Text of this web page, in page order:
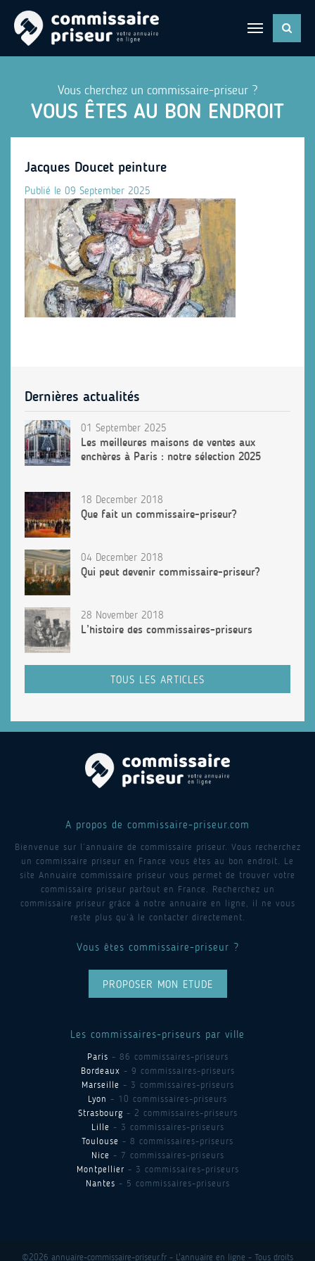
Vous cherchez un commissaire-priseur ?
VOUS ÊTES AU BON ENDROIT
Jacques Doucet peinture
Publié le 09 September 2025
Dernières actualités
01 September 2025
Les meilleures maisons de ventes aux
enchères à Paris : notre sélection 2025
18 December 2018
Que fait un commissaire-priseur?
04 December 2018
Qui peut devenir commissaire-priseur?
28 November 2018
L’histoire des commissaires-priseurs
TOUS LES ARTICLES
A propos de commissaire-priseur.com
Bienvenue sur l’annuaire de commissaire priseur. Vous recherchez
un commissaire priseur en France vous êtes au bon endroit. Le
site Annuaire commissaire priseur vous permet de trouver votre
commissaire priseur partout en France. Recherchez un
commissaire priseur grâce à notre annuaire en ligne, il ne vous
reste plus qu’à le contacter directement.
Vous êtes commissaire-priseur ?
PROPOSER MON ETUDE
Les commissaires-priseurs par ville
Paris - 86 commissaires-priseurs
Bordeaux - 9 commissaires-priseurs
Marseille - 3 commissaires-priseurs
Lyon - 10 commissaires-priseurs
Strasbourg - 2 commissaires-priseurs
Lille - 3 commissaires-priseurs
Toulouse - 8 commissaires-priseurs
Nice - 7 commissaires-priseurs
Montpellier - 3 commissaires-priseurs
Nantes - 5 commissaires-priseurs
©2026 annuaire-commissaire-priseur.fr - L'annuaire en ligne - Tous droits